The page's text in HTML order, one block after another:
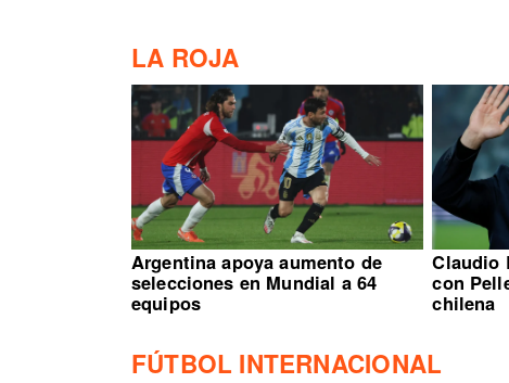
LA ROJA
Argentina apoya aumento de
selecciones en Mundial a 64
equipos
Claudio
con
chilena
FÚTBOL INTERNACIONAL